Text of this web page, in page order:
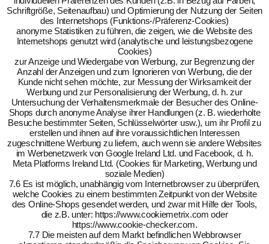
Schriftgröße, Seitenaufbau) und Optimierung der Nutzung der Seiten
des Internetshops (Funktions-/Präferenz-Cookies)
anonyme Statistiken zu führen, die zeigen, wie die Website des
Internetshops genutzt wird (analytische und leistungsbezogene
Cookies)
zur Anzeige und Wiedergabe von Werbung, zur Begrenzung der
Anzahl der Anzeigen und zum Ignorieren von Werbung, die der
Kunde nicht sehen möchte, zur Messung der Wirksamkeit der
Werbung und zur Personalisierung der Werbung, d. h. zur
Untersuchung der Verhaltensmerkmale der Besucher des Online-
Shops durch anonyme Analyse ihrer Handlungen (z. B. wiederholte
Besuche bestimmter Seiten, Schlüsselwörter usw.), um ihr Profil zu
erstellen und ihnen auf ihre voraussichtlichen Interessen
zugeschnittene Werbung zu liefern, auch wenn sie andere Websites
im Werbenetzwerk von Google Ireland Ltd. und Facebook, d. h.
Meta Platforms Ireland Ltd. (Cookies für Marketing, Werbung und
soziale Medien)
7.6 Es ist möglich, unabhängig vom Internetbrowser zu überprüfen,
welche Cookies zu einem bestimmten Zeitpunkt von der Website
des Online-Shops gesendet werden, und zwar mit Hilfe der Tools,
die z.B. unter: https://www.cookiemetrix.com oder
https://www.cookie-checker.com.
7.7 Die meisten auf dem Markt befindlichen Webbrowser